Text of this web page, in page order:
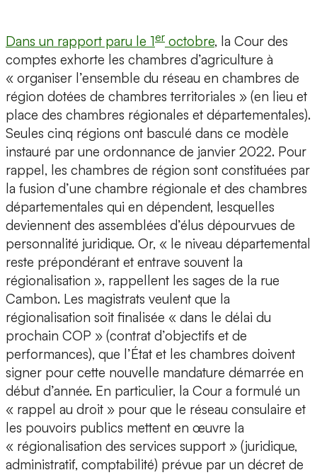
Dans un rapport paru le 1er octobre, la Cour des
comptes exhorte les chambres d’agriculture à
« organiser l’ensemble du réseau en chambres de
région dotées de chambres territoriales » (en lieu et
place des chambres régionales et départementales).
Seules cinq régions ont basculé dans ce modèle
instauré par une ordonnance de janvier 2022. Pour
rappel, les chambres de région sont constituées par
la fusion d’une chambre régionale et des chambres
départementales qui en dépendent, lesquelles
deviennent des assemblées d’élus dépourvues de
personnalité juridique. Or, « le niveau départemental
reste prépondérant et entrave souvent la
régionalisation », rappellent les sages de la rue
Cambon. Les magistrats veulent que la
régionalisation soit finalisée « dans le délai du
prochain COP » (contrat d’objectifs et de
performances), que l’État et les chambres doivent
signer pour cette nouvelle mandature démarrée en
début d’année. En particulier, la Cour a formulé un
« rappel au droit » pour que le réseau consulaire et
les pouvoirs publics mettent en œuvre la
« régionalisation des services support » (juridique,
administratif, comptabilité) prévue par un décret de